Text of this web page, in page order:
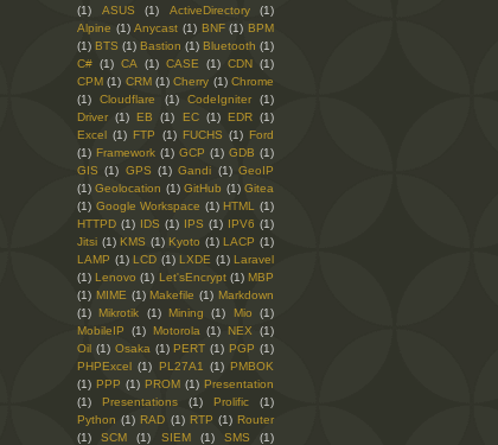
(1)
ASUS (1) ActiveDirectory
(1)
Alpine (1) Anycast (1) BNF (1) BPM
(1) BTS (1) Bastion (1) Bluetooth (1)
C# (1) CA (1) CASE (1) CDN (1)
CPM (1) CRM (1) Cherry (1) Chrome
(1)
Cloudflare (1) CodeIgniter
(1)
Driver (1) EB (1) EC (1) EDR (1)
Excel (1) FTP (1) FUCHS (1) Ford
(1) Framework (1) GCP (1) GDB (1)
GIS (1) GPS (1) Gandi (1) GeoIP
(1) Geolocation (1) GitHub (1) Gitea
(1) Google Workspace (1) HTML
(1)
HTTPD (1) IDS (1) IPS (1) IPV6 (1)
Jitsi (1) KMS (1) Kyoto (1) LACP (1)
LAMP (1) LCD (1) LXDE (1) Laravel
(1) Lenovo (1) Let'sEncrypt (1) MBP
(1) MIME (1) Makefile (1) Markdown
(1)
Mikrotik (1) Mining (1) Mio
(1)
MobileIP
(1) Motorola (1) NEX
(1)
Oil (1) Osaka (1) PERT (1) PGP (1)
PHPExcel (1) PL27A1 (1) PMBOK
(1) PPP (1) PROM (1) Presentation
(1)
Presentations (1) Prolific
(1)
Python (1) RAD (1) RTP (1) Router
(1)
SCM (1) SIEM (1) SMS
(1)